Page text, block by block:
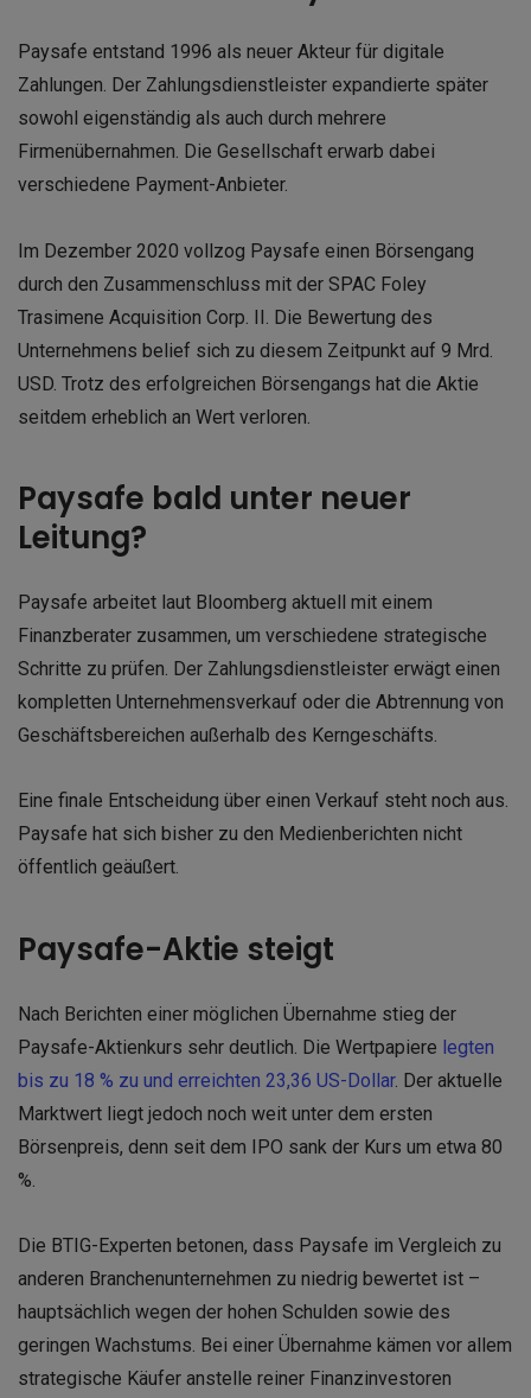
Paysafe entstand 1996 als neuer Akteur für digitale
Zahlungen. Der Zahlungsdienstleister expandierte später
sowohl eigenständig als auch durch mehrere
Firmenübernahmen. Die Gesellschaft erwarb dabei
verschiedene Payment-Anbieter.
Im Dezember 2020 vollzog Paysafe einen Börsengang
durch den Zusammenschluss mit der SPAC Foley
Trasimene Acquisition Corp. II. Die Bewertung des
Unternehmens belief sich zu diesem Zeitpunkt auf 9 Mrd.
USD. Trotz des erfolgreichen Börsengangs hat die Aktie
seitdem erheblich an Wert verloren.
Paysafe bald unter neuer
Leitung?
Paysafe arbeitet laut Bloomberg aktuell mit einem
Finanzberater zusammen, um verschiedene strategische
Schritte zu prüfen. Der Zahlungsdienstleister erwägt einen
kompletten Unternehmensverkauf oder die Abtrennung von
Geschäftsbereichen außerhalb des Kerngeschäfts.
Eine finale Entscheidung über einen Verkauf steht noch aus.
Paysafe hat sich bisher zu den Medienberichten nicht
öffentlich geäußert.
Paysafe-Aktie steigt
Nach Berichten einer möglichen Übernahme stieg der
Paysafe-Aktienkurs sehr deutlich. Die Wertpapiere legten
bis zu 18 % zu und erreichten 23,36 US-Dollar. Der aktuelle
Marktwert liegt jedoch noch weit unter dem ersten
Börsenpreis, denn seit dem IPO sank der Kurs um etwa 80
%.
Die BTIG-Experten betonen, dass Paysafe im Vergleich zu
anderen Branchenunternehmen zu niedrig bewertet ist –
hauptsächlich wegen der hohen Schulden sowie des
geringen Wachstums. Bei einer Übernahme kämen vor allem
strategische Käufer anstelle reiner Finanzinvestoren